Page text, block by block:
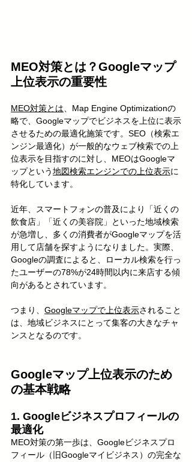
MEO対策とは？Googleマップ
上位表示の重要性
MEO対策とは、Map Engine Optimizationの
略で、Googleマップでビジネスを上位に表示
させるための最適化施策です。SEO（検索エ
ンジン最適化）が一般的なウェブ検索での上
位表示を目指すのに対し、MEOはGoogleマ
ップという地図検索エンジンでの上位表示に
特化しています。
近年、スマートフォンの普及により「近くの
飲食店」「近くの美容院」といった地域検索
が急増し、多くの消費者がGoogleマップを活
用して店舗を探すようになりました。実際、
Googleの調査によると、ローカル検索を行っ
たユーザーの78%が24時間以内に来店する傾
向があるとされています。
つまり、 Googleマップで上位表示されること
は、地域ビジネスにとって集客の大きなチャ
ンスとなるのです。
Googleマップ上位表示のため
の基本戦略
1. Googleビジネスプロフィールの
最適化
MEO対策の第一歩は、Googleビジネスプロ
フィール（旧Googleマイビジネス）の完全な